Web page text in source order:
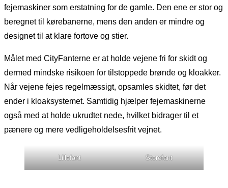
fejemaskiner som erstatning for de gamle. Den ene er stor og
beregnet til kørebanerne, mens den anden er mindre og
designet til at klare fortove og stier.
Målet med CityFanterne er at holde vejene fri for skidt og
dermed mindske risikoen for tilstoppede brønde og kloakker.
Når vejene fejes regelmæssigt, opsamles skidtet, før det
ender i kloaksystemet. Samtidig hjælper fejemaskinerne
også med at holde ukrudtet nede, hvilket bidrager til et
pænere og mere vedligeholdelsesfrit vejnet.
Lillefant Storefant